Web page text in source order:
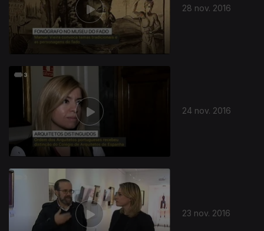
28 nov. 2016
24 nov. 2016
23 nov. 2016